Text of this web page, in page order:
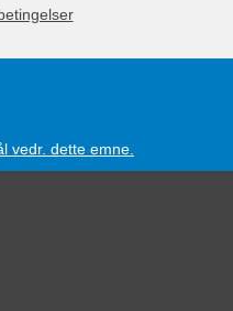
vedr. dette emne.